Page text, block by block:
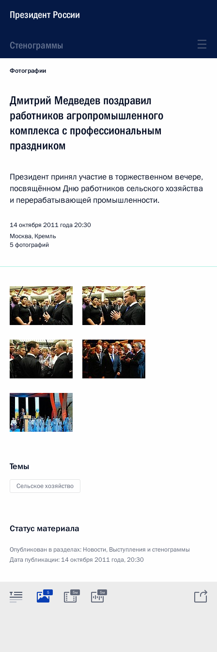
Президент России
Стенограммы
Фотографии
Дмитрий Медведев поздравил
работников агропромышленного
комплекса с профессиональным
праздником
Президент принял участие в торжественном вечере,
посвящённом Дню работников сельского хозяйства
и перерабатывающей промышленности.
14 октября 2011 года20:30
Москва, Кремль
5 фотографий
Темы
Сельское хозяйство
Статус материала
Опубликован в разделах: Новости, Выступления и стенограммы
Дата публикации: 14 октября 2011 года, 20:30
5 5м 5м